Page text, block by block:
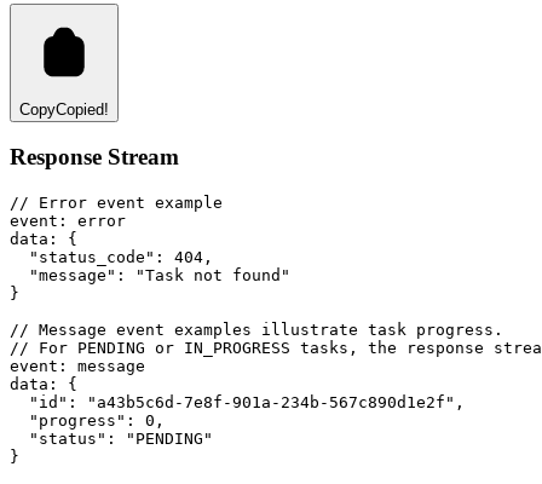
CopyCopied!
Response Stream
// Error event example
event :
error
data :
{
"status_code" : 404 ,
"message" :
"Task not found"
}
// Message event examples illustrate task progress.
// For PENDING or IN_PROGRESS tasks, the
event :
message
data :
{
"id" : "a43b5c6d-7e8f-901a-234b-567c890d1e2f" ,
"progress" : 0 ,
"status" :
"PENDING"
}